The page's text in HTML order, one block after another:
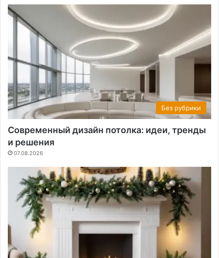
Без рубрики
Современный дизайн потолка: идеи, тренды
и решения
07.08.2026